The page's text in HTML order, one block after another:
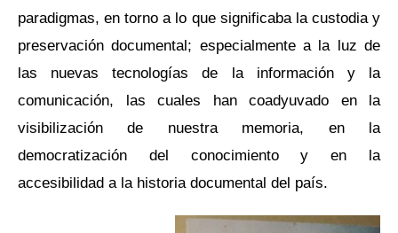
paradigmas, en torno a lo que significaba la custodia y
preservación documental; especialmente a la luz de
las nuevas tecnologías de la información y la
comunicación, las cuales han coadyuvado en la
visibilización de nuestra memoria, en la
democratización del conocimiento y en la
accesibilidad a la historia documental del país.